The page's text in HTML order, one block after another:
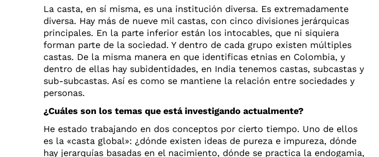
La casta, en sí misma, es una institución diversa. Es extremadamente
diversa. Hay más de nueve mil castas, con cinco divisiones jerárquicas
principales. En la parte inferior están los intocables, que ni siquiera
forman parte de la sociedad. Y dentro de cada grupo existen múltiples
castas. De la misma manera en que identificas etnias en Colombia, y
dentro de ellas hay subidentidades, en India tenemos castas, subcastas y
sub-subcastas. Así es como se mantiene la relación entre sociedades y
personas.
¿Cuáles son los temas que está investigando actualmente?
He estado trabajando en dos conceptos por cierto tiempo. Uno de ellos
es la «casta global»: ¿dónde existen ideas de pureza e impureza, dónde
hay jerarquías basadas en el nacimiento, dónde se practica la endogamia,